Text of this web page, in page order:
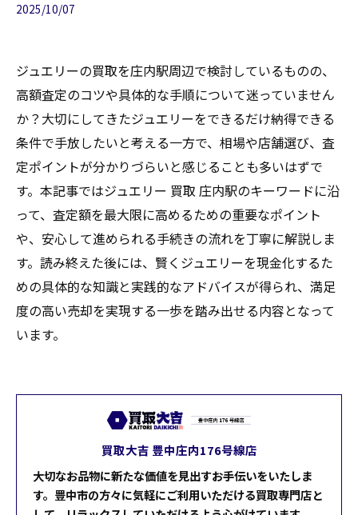
2025/10/07
ジュエリーの買取を庄内駅周辺で検討しているものの、
高額査定のコツや具体的な手順について迷っていません
か？大切にしてきたジュエリーをできるだけ納得できる
条件で手放したいと考える一方で、相場や店舗選び、査
定ポイントが分かりづらいと感じることも多いはずで
す。本記事ではジュエリー 買取 庄内駅のキーワードに沿
って、査定額を最大限に高めるための重要なポイント
や、安心して進められる手続きの流れを丁寧に解説しま
す。読み終えた後には、賢くジュエリーを現金化するた
めの具体的な知識と実践的なアドバイスが得られ、満足
度の高い売却を実現する一歩を踏み出せる内容となって
います。
買取大吉 豊中庄内176号線店
大切なお品物に新たな価値を見出すお手伝いをいたしま
す。豊中市の方々に気軽にご利用いただける買取専門店と